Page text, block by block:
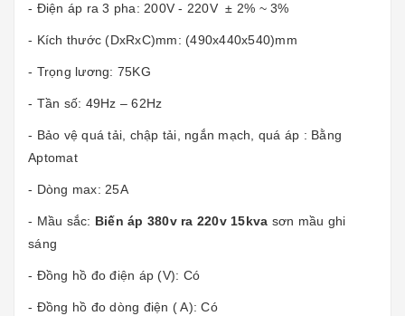
- Điện áp ra 3 pha: 200V - 220V ± 2% ~ 3%
- Kích thước (DxRxC)mm: (490x440x540)mm
- Trọng lương: 75KG
- Tần số: 49Hz – 62Hz
- Bảo vệ quá tải, chập tải, ngắn mạch, quá áp : Bằng
Aptomat
- Dòng max: 25A
- Mầu sắc: Biến áp 380v ra 220v 15kva sơn mầu ghi
sáng
- Đồng hồ đo điện áp (V): Có
- Đồng hồ đo dòng điện ( A): Có